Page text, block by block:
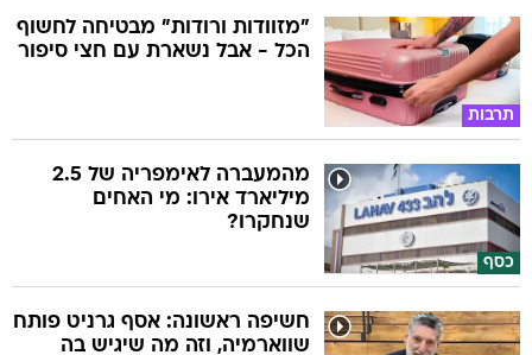
תרבות
"מזוודות ורודות" מבטיחה לחשוף
הכל - אבל נשארת עם חצי סיפור
כסף
מהמעברה לאימפריה של 2.5
מיליארד אירו: מי האחים
שנחקרו?
חשיפה ראשונה: אסף גרניט פותח
שווארמיה, וזה מה שיגיש בה